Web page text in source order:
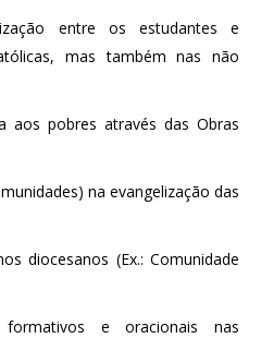
entre os estudantes e
mas também nas não
aos pobres através das Obras
na evangelização das
diocesanos (Ex.: Comunidade
e oracionais nas